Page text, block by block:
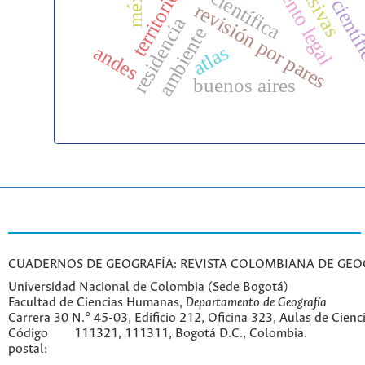
revisión por pares
ambiente
territorio
buenos aires
residenciaatlas
andes
CUADERNOS DE GEOGRAFÍA: REVISTA COLOMBIANA DE
Universidad Nacional de Colombia (Sede Bogotá)
Facultad de Ciencias Humanas, Departamento de Geografía
Carrera 30 N.° 45-03, Edificio 212, Oficina 323, Aulas de
Código
postal:
111321, 111311, Bogotá D.C., Colombia.